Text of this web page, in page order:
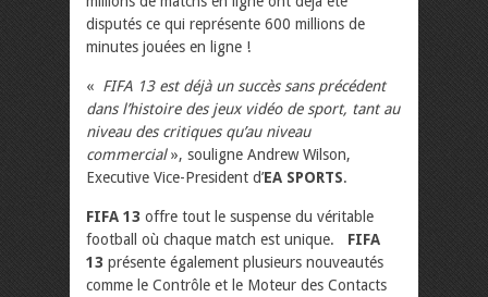
disputés ce qui représente 600 millions de
minutes jouées en ligne !
« FIFA 13 est déjà un succès sans précédent
dans l’histoire des jeux vidéo de sport, tant au
niveau des critiques qu’au niveau
commercial», souligne Andrew Wilson,
Executive Vice-President d’EA SPORTS.
FIFA 13 offre tout le suspense du véritable
football où chaque match est unique. FIFA
13 présente également plusieurs nouveautés
comme le Contrôle et le Moteur des Contacts